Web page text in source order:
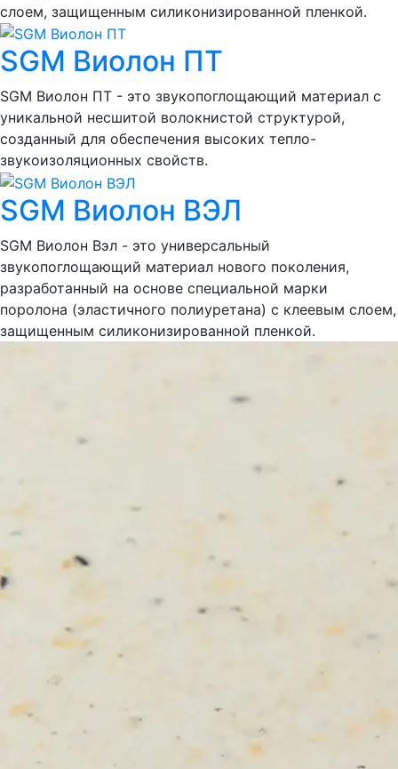
слоем, защищенным силиконизированной пленкой.
SGM Виолон ПТ
SGM Виолон ПТ - это звукопоглощающий материал с
уникальной несшитой волокнистой структурой,
созданный для обеспечения высоких тепло-
звукоизоляционных свойств.
SGM Виолон ВЭЛ
SGM Виолон Вэл - это универсальный
звукопоглощающий материал нового поколения,
разработанный на основе специальной марки
поролона (эластичного полиуретана) с клеевым слоем,
защищенным силиконизированной пленкой.